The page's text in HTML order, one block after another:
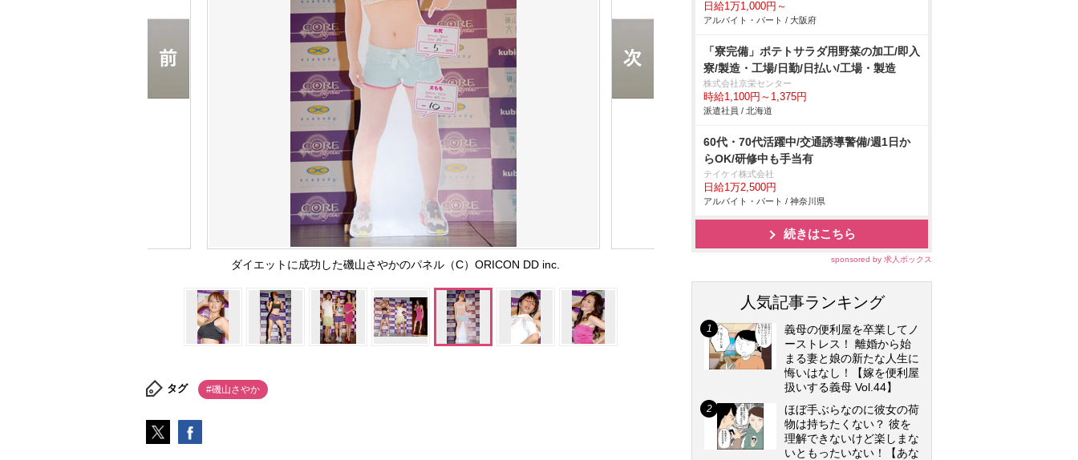
ダイエットに成功した磯山さやかのパネル（C）ORICON DD inc.
タグ #磯山さやか
日給1万1,000円～
アルバイト・パート / 大阪府
「寮完備」ポテトサラダ用野菜の加工/即入
寮/製造・工場/日勤/日払い/工場・製造
株式会社京栄センター
時給1,100円～1,375円
派遣社員 / 北海道
60代・70代活躍中/交通誘導警備/週1日か
らOK/研修中も手当有
テイケイ株式会社
日給1万2,500円
アルバイト・パート / 神奈川県
続きはこちら
sponsored by 求人ボックス
人気記事ランキング
義母の便利屋を卒業してノ
ーストレス！ 離婚から始
まる妻と娘の新たな人生に
悔いはなし！【嫁を便利屋
扱いする義母 Vol.44】
ほぼ手ぶらなのに彼女の荷
物は持ちたくない？ 彼を
理解できないけど楽しまな
いともったいない！【あな